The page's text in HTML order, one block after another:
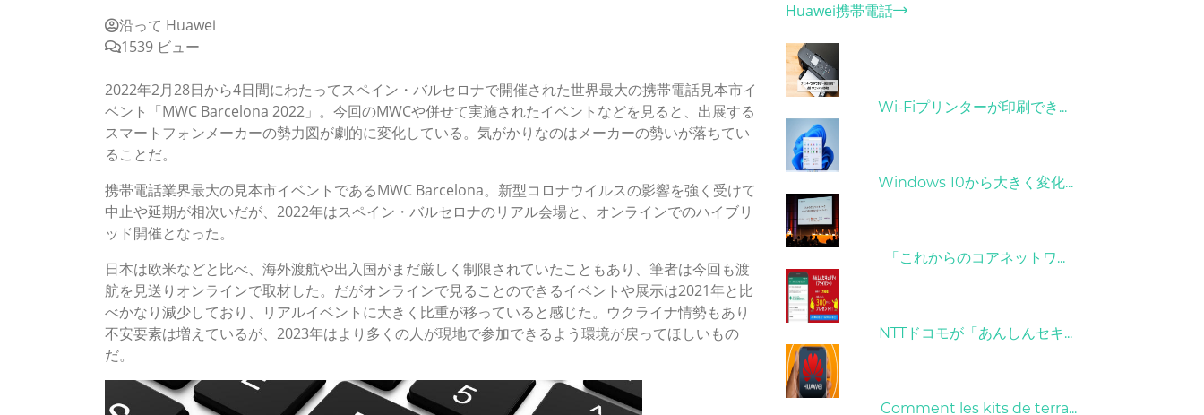
沿って Huawei
1539 ビュー
2022年2月28日から4日間にわたってスペイン・バルセロナで開催された世界最大の携帯電話見本市イ
ベント「MWC Barcelona 2022」。今回のMWCや併せて実施されたイベントなどを見ると、出展する
スマートフォンメーカーの勢力図が劇的に変化している。気がかりなのはメーカーの勢いが落ちてい
ることだ。
携帯電話業界最大の見本市イベントであるMWC Barcelona。新型コロナウイルスの影響を強く受けて
中止や延期が相次いだが、2022年はスペイン・バルセロナのリアル会場と、オンラインでのハイブリ
ッド開催となった。
日本は欧米などと比べ、海外渡航や出入国がまだ厳しく制限されていたこともあり、筆者は今回も渡
航を見送りオンラインで取材した。だがオンラインで見ることのできるイベントや展示は2021年と比
べかなり減少しており、リアルイベントに大きく比重が移っていると感じた。ウクライナ情勢もあり
不安要素は増えているが、2023年はより多くの人が現地で参加できるよう環境が戻ってほしいもの
だ。
Huawei携帯電話
Wi-Fiプリンターが印刷でき...
Windows 10から大きく変化...
「これからのコアネットワ...
NTTドコモが「あんしんセキ...
Comment les kits de terra...